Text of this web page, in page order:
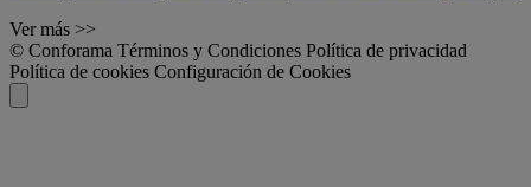
Ver más >>
© Conforama Términos y Condiciones Política de privacidad
Política de cookies Configuración de Cookies